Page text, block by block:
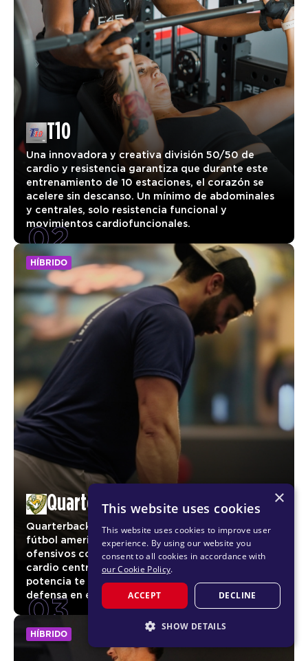
T10
Una innovadora y creativa división 50/50 de
cardio y resistencia garantiza que durante este
entrenamiento de 10 estaciones, el corazón se
acelere sin descanso. Un mínimo de abdominales
y centrales, solo resistencia funcional y
movimientos cardiofuncionales.
02
HÍBRIDO
Quarterbacks
Quarterbacks es un entrenamiento inspirado en el
fútbol americano, basado en ejercicios tanto
ofensivos como defensivos. Los movimientos de
cardio centrados en la agilidad, la resistencia y la
potencia te llevan a alternar entre ataque y
defensa en esta sesión excepcional.
03
HÍBRIDO
×
This website uses cookies
This website uses cookies to improve user
experience. By using our website you
consent to all cookies in accordance with
our Cookie Policy.
ACCEPT DECLINE
SHOW DETAILS
STRICTLY NECESSARY